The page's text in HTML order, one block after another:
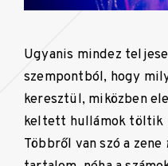
Ugyanis mindez
szempontból, hogy
keresztül, miközben
keltett hullámok töltik
Többről van szó a zene